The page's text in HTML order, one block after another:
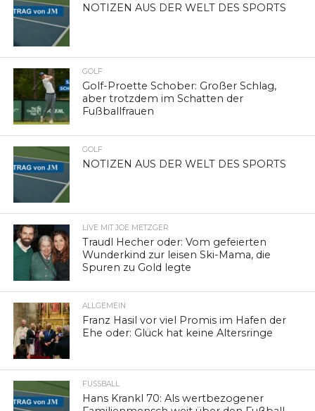
NOTIZEN AUS DER WELT DES SPORTS
GOLF
Golf-Proette Schober: Großer Schlag,
aber trotzdem im Schatten der
Fußballfrauen
GOLF
NOTIZEN AUS DER WELT DES SPORTS
LIVE MIT JOE METZGER
Traudl Hecher oder: Vom gefeierten
Wunderkind zur leisen Ski-Mama, die
Spuren zu Gold legte
ALLGEMEIN
Franz Hasil vor viel Promis im Hafen der
Ehe oder: Glück hat keine Altersringe
FUSSBALL
Hans Krankl 70: Als wertbezogener